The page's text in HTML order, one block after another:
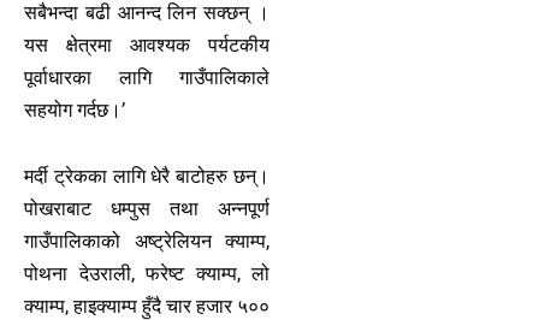
सबैभन्दा बढी आनन्द लिन सक्छन् ।
यस क्षेत्रमा आवश्यक पर्यटकीय
पूर्वाधारका लागि गाउँपालिकाले
सहयोग गर्दछ।’
मर्दी ट्रेकका लागि धेरै बाटोहरु छन्।
पोखराबाट धम्पुस तथा अन्नपूर्ण
गाउँपालिकाको अष्ट्रेलियन क्याम्प,
पोथना देउराली, फरेष्ट क्याम्प, लो
क्याम्प, हाइक्याम्प हुँदै चार हजार ५००